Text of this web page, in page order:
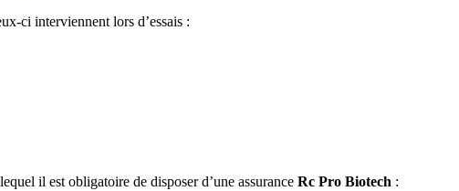
ci interviennent lors d’essais :
il est obligatoire de disposer d’une assurance Rc Pro Biotech :